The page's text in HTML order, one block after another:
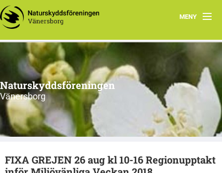
MENY
Aktuellt
Handla miljövänligt
Våra torp
Vår natur
Om oss
Anmäl din e-post
Naturskyddsföreningen
Vänersborg
FIXA GREJEN 26 aug kl 10-16 Regionupptakt